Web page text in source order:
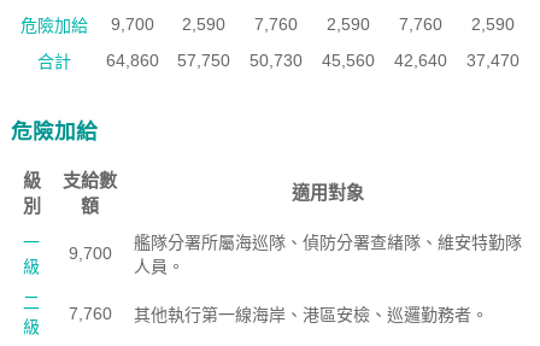
危險加給
9,700 2,590 7,760 2,590 7,760
2,590
合計
64,860 57,750 50,730 45,560 42,640 37,470
危險加給
級
別
支給數
額
適用對象
一
級
9,700
艦隊分署所屬海巡隊、偵防分署查緖隊、維安特勤隊
人員。
二
級
7,760 其他執行第一線海岸、港區安檢、巡邏勤務者。